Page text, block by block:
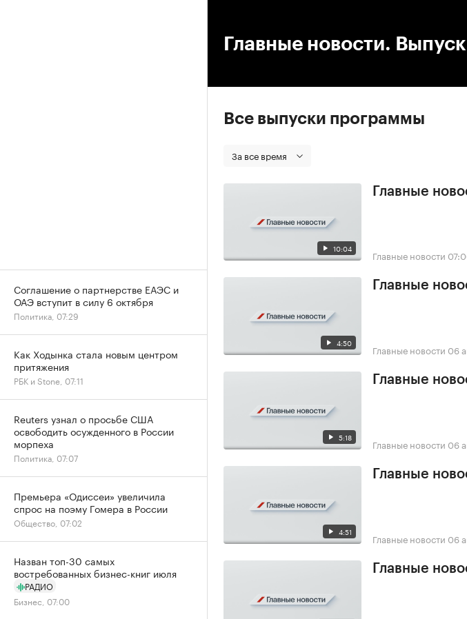
Главные новости.
Все выпуски программы
За все время
10:04
Главные
Главные новости
4:50
Главные
Главные новости 06
5:18
Главные
Главные новости 06
4:51
Главные
Главные новости 06
Главные
Соглашение о партнерстве ЕАЭС и
ОАЭ вступит в силу 6 октября
Политика, 07:29
Как Ходынка стала новым центром
притяжения
РБК и Stone, 07:11
Reuters узнал о просьбе США
освободить осужденного в России
морпеха
Политика, 07:07
Премьера «Одиссеи» увеличила
спрос на поэму Гомера в России
Общество, 07:02
Назван топ-30 самых
востребованных бизнес-книг июля
РАДИО
Бизнес, 07:00